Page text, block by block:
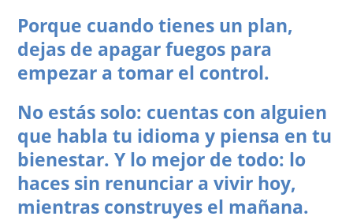
Porque cuando tienes un plan,
dejas de apagar fuegos para
empezar a tomar el control.
No estás solo: cuentas con alguien
que habla tu idioma y piensa en tu
bienestar. Y lo mejor de todo: lo
haces sin renunciar a vivir hoy,
mientras construyes el mañana.